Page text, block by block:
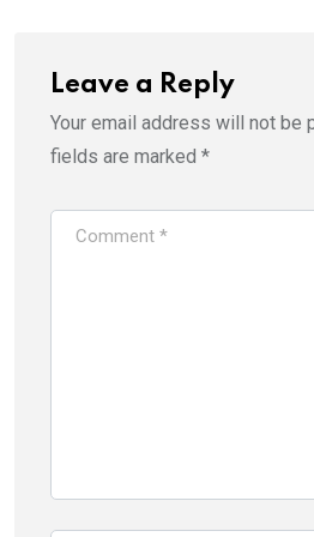
Leave a Reply
Your email address will not be
fields are marked *